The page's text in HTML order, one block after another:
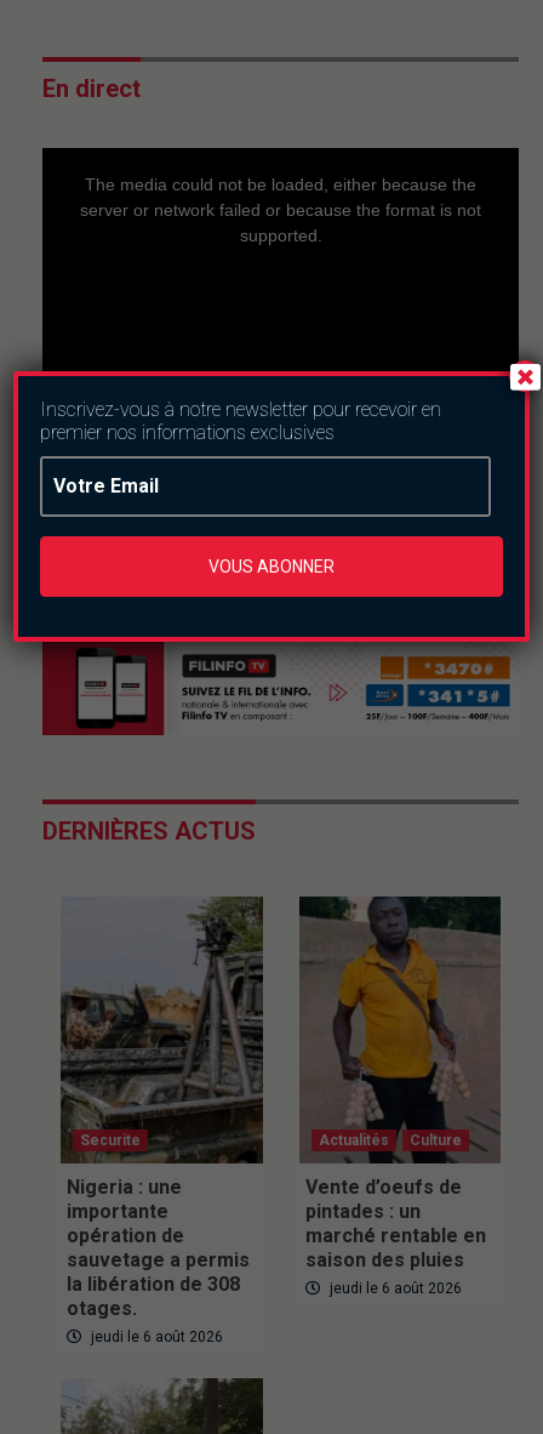
En direct
The media could not be loaded, either because the
server or network failed or because the format is not
supported.
Nous suivre
DERNIÈRES ACTUS
Securite
Nigeria : une
importante
opération de
sauvetage a permis
la libération de 308
otages.
jeudi le 6 août 2026
Actualités Culture
Vente d’oeufs de
pintades : un
marché rentable en
saison des pluies
jeudi le 6 août 2026
Inscrivez-vous à notre newsletter pour recevoir en
premier nos informations exclusives
VOUS ABONNER